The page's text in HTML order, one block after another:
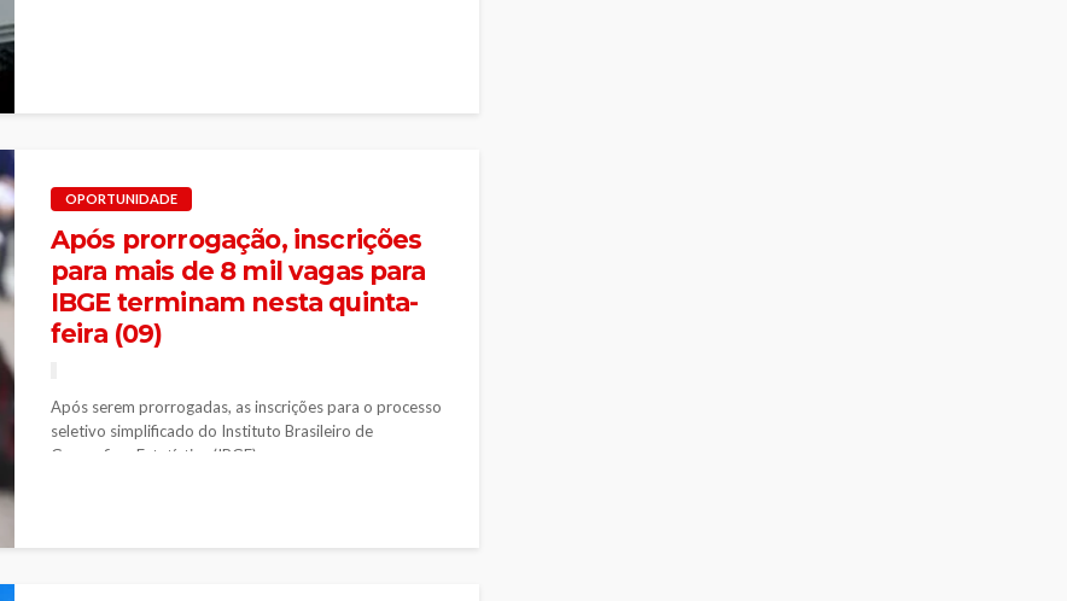
OPORTUNIDADE
Após prorrogação, inscrições
para mais de 8 mil vagas para
IBGE terminam nesta quinta-
feira (09)
Após serem prorrogadas, as inscrições para o processo
seletivo simplificado do Instituto Brasileiro de
Geografia e Estatística (IBGE) para o...